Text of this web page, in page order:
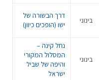
בינוני
דרך הבשורה של
ישו (הופכים כיוון)
בינוני
נחל קינה –
המסלול המקורי
והיפה של שביל
ישראל